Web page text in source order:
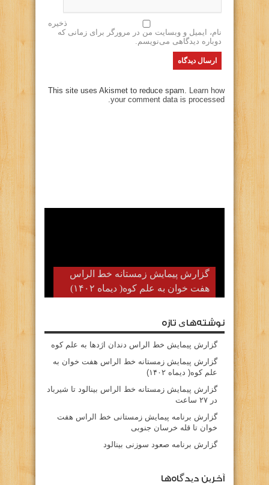
ذخیره
نام، ایمیل و وبسایت من در مرورگر برای زمانی که
دوباره دیدگاهی می‌نویسم.
This site uses Akismet to reduce spam. Learn how
your comment data is processed.
گزارش پیمایش زمستانه خط الراس
هفت خوان به علم کوه( دیماه ۱۴۰۲)
نوشته‌های تازه
گزارش پیمایش خط الراس دندان اژدها به علم کوه
گزارش پیمایش زمستانه خط الراس هفت خوان به
علم کوه( دیماه ۱۴۰۲)
گزارش پیمایش زمستانه خط الراس بینالود تا شیرباد
در ۲۷ ساعت
گزارش برنامه پیمایش زمستانی خط الراس هفت
خوان تا قله خرسان جنوبی
گزارش برنامه صعود سوزنی بینالود
آخرین دیدگاه‌ها